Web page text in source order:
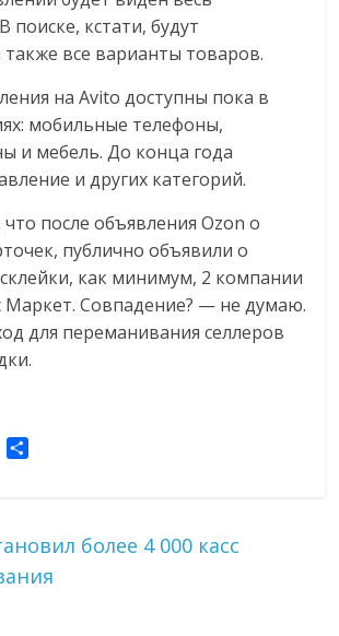
поиске, кстати, будут
также все варианты товаров.
на Avito доступны пока в
мобильные телефоны,
и мебель. До конца года
и других категорий.
после объявления Ozon о
публично объявили о
как минимум, 2 компании
Маркет. Совпадение? — не думаю.
для переманивания селлеров
в
и
более 4 000 касс